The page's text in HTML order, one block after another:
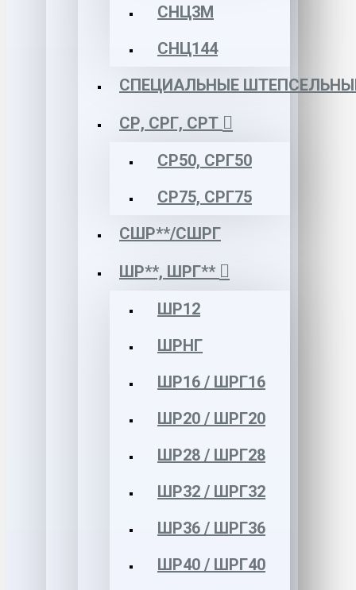
СНЦ3М
СНЦ144
СПЕЦИАЛЬНЫЕ
СР, СРГ, СРТ
СР50, СРГ50
СР75, СРГ75
СШР**/СШРГ
ШР**, ШРГ**
ШР12
ШРНГ
ШР16 / ШРГ16
ШР20 / ШРГ20
ШР28 / ШРГ28
ШР32 / ШРГ32
ШР36 / ШРГ36
ШР40 / ШРГ40